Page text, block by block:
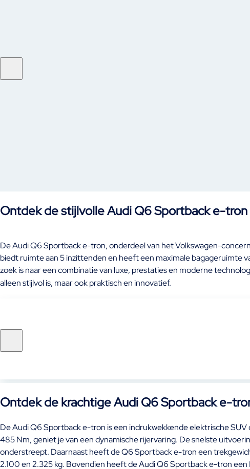
Ontdek de stijlvolle Audi Q6 Sportback e-tron
De Audi Q6 Sportback e-tron, onderdeel van het Volkswagen-
biedt ruimte aan 5 inzittenden en heeft een maximale bagageruimte
zoek is naar een combinatie van luxe, prestaties en moderne
alleen stijlvol is, maar ook praktisch en innovatief.
Ontdek de krachtige Audi Q6 Sportback e-
De Audi Q6 Sportback e-tron is een indrukwekkende elektrische
485 Nm, geniet je van een dynamische rijervaring. De snelste
onderstreept. Daarnaast heeft de Q6 Sportback e-tron een
2.100 en 2.325 kg. Bovendien heeft de Audi Q6 Sportback e-tron een